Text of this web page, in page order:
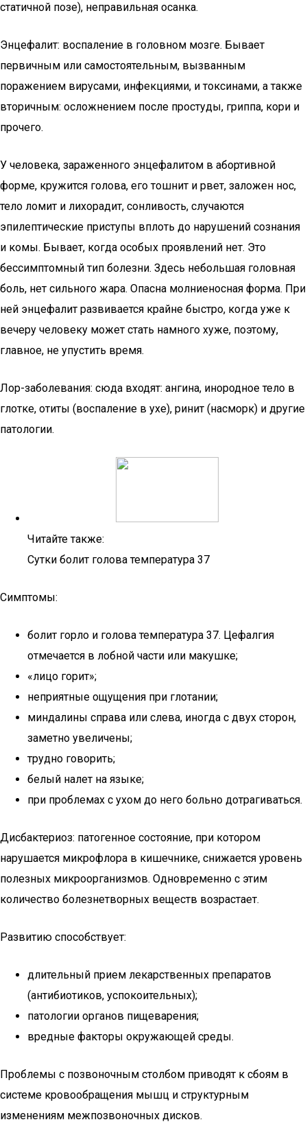
статичной позе), неправильная осанка.
Энцефалит: воспаление в головном мозге. Бывает
первичным или самостоятельным, вызванным
поражением вирусами, инфекциями, и токсинами, а также
вторичным: осложнением после простуды, гриппа, кори и
прочего.
У человека, зараженного энцефалитом в абортивной
форме, кружится голова, его тошнит и рвет, заложен нос,
тело ломит и лихорадит, сонливость, случаются
эпилептические приступы вплоть до нарушений сознания
и комы. Бывает, когда особых проявлений нет. Это
бессимптомный тип болезни. Здесь небольшая головная
боль, нет сильного жара. Опасна молниеносная форма. При
ней энцефалит развивается крайне быстро, когда уже к
вечеру человеку может стать намного хуже, поэтому,
главное, не упустить время.
Лор-заболевания: сюда входят: ангина, инородное тело в
глотке, отиты (воспаление в ухе), ринит (насморк) и другие
патологии.
Читайте также:
Сутки болит голова температура 37
Симптомы:
болит горло и голова температура 37. Цефалгия
отмечается в лобной части или макушке;
«лицо горит»;
неприятные ощущения при глотании;
миндалины справа или слева, иногда с двух сторон,
заметно увеличены;
трудно говорить;
белый налет на языке;
при проблемах с ухом до него больно дотрагиваться.
Дисбактериоз: патогенное состояние, при котором
нарушается микрофлора в кишечнике, снижается уровень
полезных микроорганизмов. Одновременно с этим
количество болезнетворных веществ возрастает.
Развитию способствует:
длительный прием лекарственных препаратов
(антибиотиков, успокоительных);
патологии органов пищеварения;
вредные факторы окружающей среды.
Проблемы с позвоночным столбом приводят к сбоям в
системе кровообращения мышц и структурным
изменениям межпозвоночных дисков.